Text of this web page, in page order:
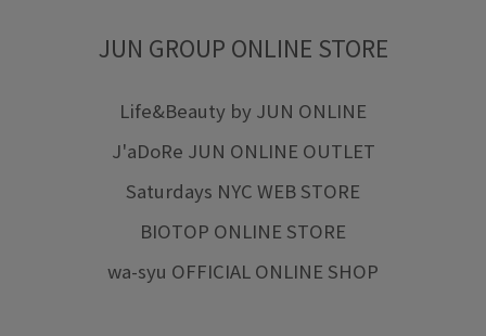
JUN GROUP ONLINE STORE
Life&Beauty by JUN ONLINE
J'aDoRe JUN ONLINE OUTLET
Saturdays NYC WEB STORE
BIOTOP ONLINE STORE
wa-syu OFFICIAL ONLINE SHOP